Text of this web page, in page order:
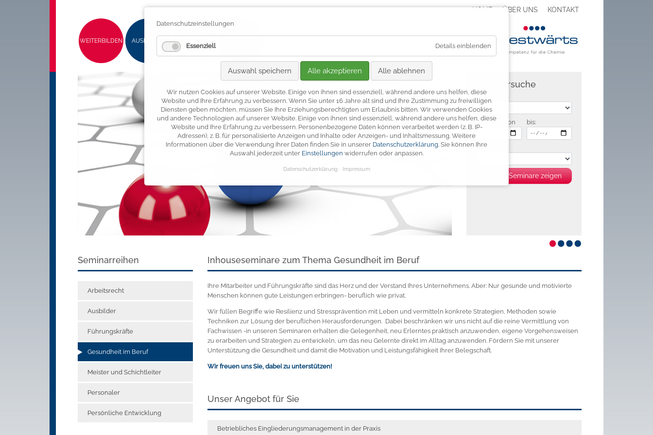
Navigation überspringen HOME ÜBER UNS KONTAKT
Navigation überspringen
WEITERBILDEN AUSBILDEN
Seminarsuche
Zielgruppe
Zeitraum von bis:
Preis
68 Seminare zeigen
Seminarreihen
Arbeitsrecht
Ausbilder
Führungskräfte
Gesundheit im Beruf
Meister und Schichtleiter
Personaler
Persönliche Entwicklung
Inhouseseminare zum Thema Gesundheit im Beruf
Ihre Mitarbeiter und Führungskräfte sind das Herz und der Verstand Ihres Unternehmens. Aber: Nur gesunde und motivierte
Menschen können gute Leistungen erbringen- beruflich wie privat.
Wir füllen Begriffe wie Resilienz und Stressprävention mit Leben und vermitteln konkrete Strategien, Methoden sowie
Techniken zur Lösung der beruflichen Herausforderungen. Dabei beschränken wir uns nicht auf die reine Vermittlung von
Fachwissen -in unseren Seminaren erhalten die Gelegenheit, neu Erlerntes praktisch anzuwenden, eigene Vorgehensweisen
zu erarbeiten und Strategien zu entwickeln, um das neu Gelernte direkt im Alltag anzuwenden. Fördern Sie mit unserer
Unterstützung die Gesundheit und damit die Motivation und Leistungsfähigkeit Ihrer Belegschaft.
Wir freuen uns Sie, dabei zu unterstützen!
Unser Angebot für Sie
Betriebliches Eingliederungsmanagement in der Praxis
Datenschutzeinstellungen
Essenziell Details einblenden
Auswahl speichern Alle akzeptieren Alle ablehnen
Wir nutzen Cookies auf unserer Website. Einige von ihnen sind essenziell, während andere uns helfen, diese
Website und Ihre Erfahrung zu verbessern. Wenn Sie unter 16 Jahre alt sind und Ihre Zustimmung zu freiwilligen
Diensten geben möchten, müssen Sie Ihre Erziehungsberechtigten um Erlaubnis bitten. Wir verwenden Cookies
und andere Technologien auf unserer Website. Einige von ihnen sind essenziell, während andere uns helfen, diese
Website und Ihre Erfahrung zu verbessern. Personenbezogene Daten können verarbeitet werden (z. B. IP-
Adressen), z. B. für personalisierte Anzeigen und Inhalte oder Anzeigen- und Inhaltsmessung. Weitere
Informationen über die Verwendung Ihrer Daten finden Sie in unserer Datenschutzerklärung. Sie können Ihre
Auswahl jederzeit unter Einstellungen widerrufen oder anpassen.
Datenschutzerklärung Impressum